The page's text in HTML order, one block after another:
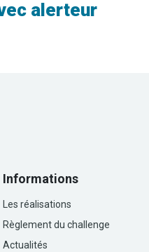
alerteur
Informations
Les réalisations
Règlement du challenge
Actualités